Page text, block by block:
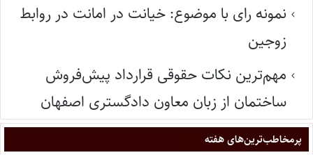
نمونه رای با موضوع: خیانت در امانت در روابط
زوجین
مهم‌ترین نکات حقوقی قرارداد پیش‌فروش
ساختمان از زبان معاون دادگستری اصفهان
پر‌مخاطب‌ترین‌های هفته